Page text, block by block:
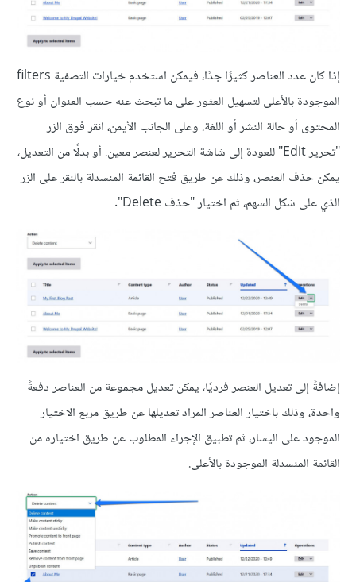
إذا كان عدد العناصر كثيرًا جدًا، فيمكن استخدم خيارات التصفية filters
الموجودة بالأعلى لتسهيل العثور على ما تبحث عنه حسب العنوان أو نوع
المحتوى أو حالة النشر أو اللغة. وعلى الجانب الأيمن، انقر فوق الزر
"تحرير Edit" للعودة إلى شاشة التحرير لعنصر معين. أو بدلًا من التعديل،
يمكن حذف العنصر، وذلك عن طريق فتح القائمة المنسدلة بالنقر على الزر
الذي على شكل السهم، ثم اختيار "حذف Delete".
إضافةً إلى تعديل العنصر فرديًا، يمكن تعديل مجموعة من العناصر دفعةً
واحدة، وذلك باختيار العناصر المراد تعديلها عن طريق مربع الاختيار
الموجود على اليسار، ثم تطبيق الإجراء المطلوب عن طريق اختياره من
القائمة المنسدلة الموجودة بالأعلى.